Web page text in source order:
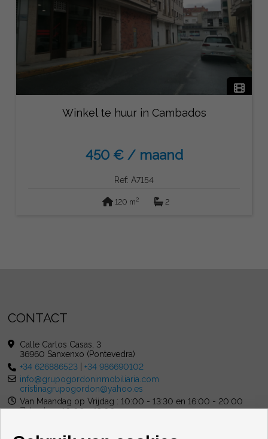
Winkel te huur in Cambados
450 € / maand
Ref: A7154
120 m2 2
CONTACT
Calle Carlos Casas, 3
36960 Sanxenxo (Pontevedra)
+34 626886523 |+34 986690102
info@grupogordoninmobiliaria.com
cristinagrupogordon@yahoo.es
Van Maandag op Vrijdag : 10:00 - 13:30 en 16:00 - 20:00
Zaterdag : 10:00 - 13:00